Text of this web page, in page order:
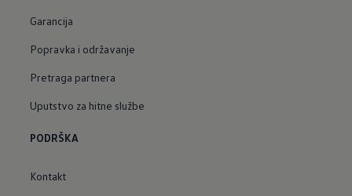
Garancija
Popravka i održavanje
Pretraga partnera
Uputstvo za hitne službe
PODRŠKA
Kontakt